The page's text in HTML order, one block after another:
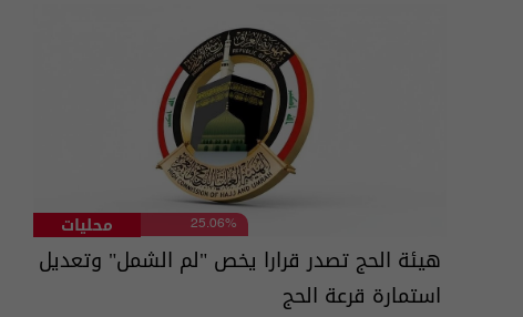
محليات 25.06%
هيئة الحج تصدر قرارا يخص "لم الشمل" وتعديل
استمارة قرعة الحج